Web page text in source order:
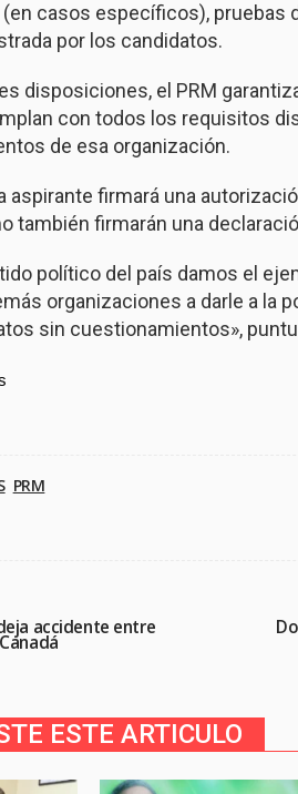
casos específicos), pruebas
por los candidatos.
disposiciones, el PRM
con todos los requisitos
de esa organización.
aspirante firmará una
también firmarán una
político del país damos el
organizaciones a darle a la
sin cuestionamientos»,
PRM
accidente entre
ESTE ARTICULO